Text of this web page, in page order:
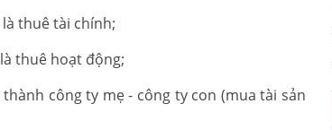
thuê tài chính;
thuê hoạt động;
công ty mẹ - công ty con (mua tài sản